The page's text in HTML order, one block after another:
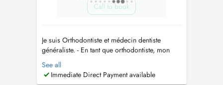
Call to book
Je suis Orthodontiste et médecin dentiste
généraliste. - En tant que orthodontiste, mon
travail consiste en la colocation des appareils
buccodentaires pour l'alignement et le
redressement des dents, mâchoire et tissus
See all
Immediate Direct Payment available